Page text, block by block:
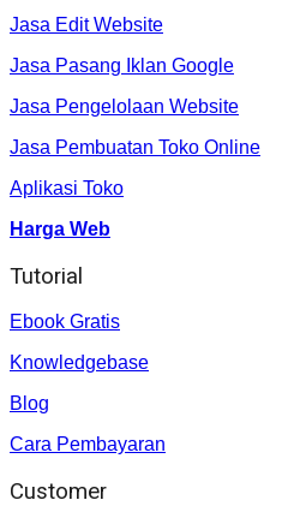
Jasa Edit Website
Jasa Pasang Iklan Google
Jasa Pengelolaan Website
Jasa Pembuatan Toko Online
Aplikasi Toko
Harga Web
Tutorial
Ebook Gratis
Knowledgebase
Blog
Cara Pembayaran
Customer